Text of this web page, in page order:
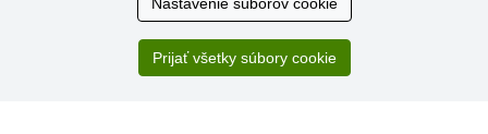
Ústretovosť, pohotovosť. Som spokojná.
Veľká spokojnosť. Volal mi odtiaľ veľmi milý pán, že
zásielka sa nezmestí do boxu, tak sme to dali na poštu....
Prijať všetky súbory cookie